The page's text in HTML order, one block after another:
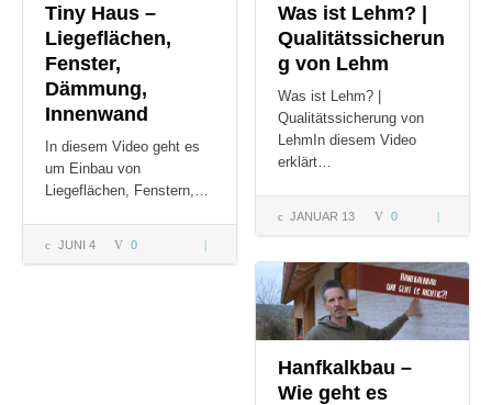
Tiny Haus –
Liegeflächen,
Fenster,
Dämmung,
Innenwand
In diesem Video geht es
um Einbau von
Liegeflächen, Fenstern,…
JUNI 4 0
Liegeflächen,
Dämmung,
Innenwand
Was ist Lehm? |
Qualitätssicherun
g von Lehm
Was ist Lehm? |
Qualitätssicherung von
LehmIn diesem Video
erklärt…
JANUAR 13 0
Was ist
von Lehm
Hanfkalkbau –
Wie geht es